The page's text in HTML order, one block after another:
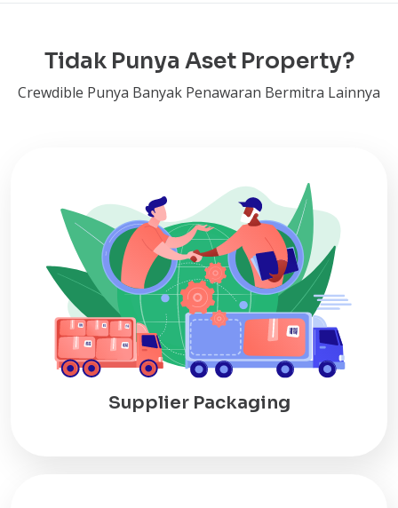
Tidak Punya Aset Property?
Crewdible Punya Banyak Penawaran Bermitra Lainnya
Supplier Packaging